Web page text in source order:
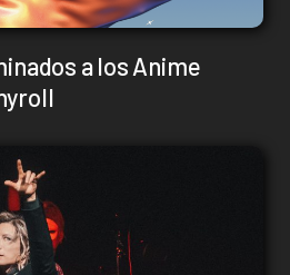
a los Anime